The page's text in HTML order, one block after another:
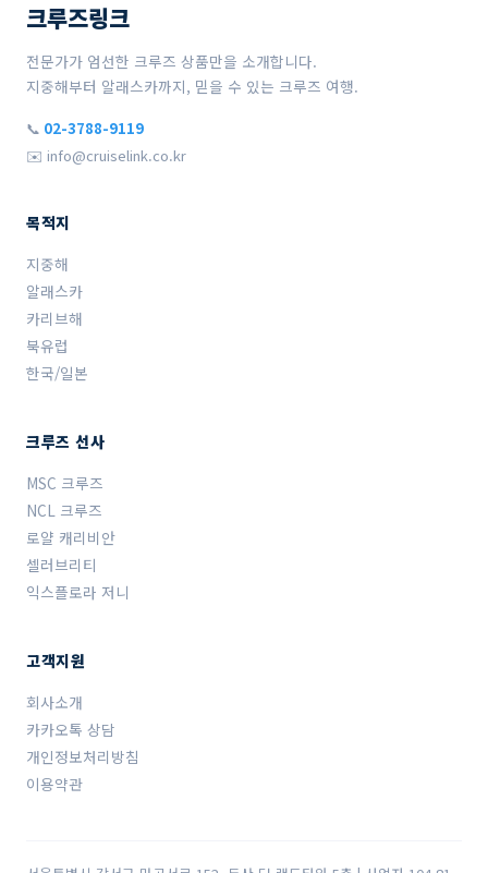
크루즈링크
전문가가 엄선한 크루즈 상품만을 소개합니다.
지중해부터 알래스카까지, 믿을 수 있는 크루즈 여행.
📞 02-3788-9119
✉️ info@cruiselink.co.kr
목적지
지중해
알래스카
카리브해
북유럽
한국/일본
크루즈 선사
MSC 크루즈
NCL 크루즈
로얄 캐리비안
셀러브리티
익스플로라 저니
고객지원
회사소개
카카오톡 상담
개인정보처리방침
이용약관